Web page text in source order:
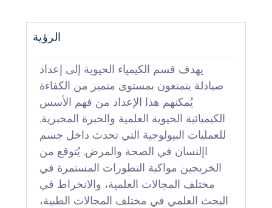
الرؤية
يهدف قسم الكيمياء الحيوية إلى إعداد
صيادلة يتمتعون بمستوى متميز من الكفاءة
يُمكنهم هذا الإعداد من فهم الأسس
الكيميائية الحيوية العلمية والخبرة المخبرية.
للعمليات البيولوجية التي تحدث داخل جسم
اإلنسان في الصحة والمرض. يُتوقع من
الخريجين مواكبة التطورات المستمرة في
مختلف المجالات العلمية، والانخراط في
البحث العلمي في مختلف المجالات الطبية،